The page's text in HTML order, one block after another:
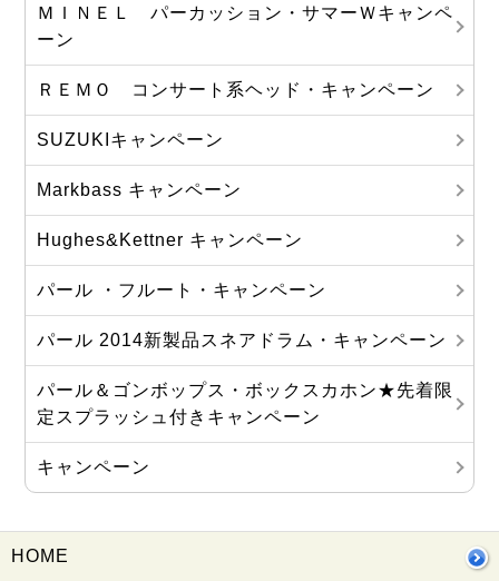
ＭＩＮＥＬ パーカッション・サマーＷキャンペ
ーン
ＲＥＭＯ コンサート系ヘッド・キャンペーン
SUZUKIキャンペーン
Markbass キャンペーン
Hughes&Kettner キャンペーン
パール ・フルート・キャンペーン
パール 2014新製品スネアドラム・キャンペーン
パール＆ゴンボップス・ボックスカホン★先着限
定スプラッシュ付きキャンペーン
キャンペーン
HOME